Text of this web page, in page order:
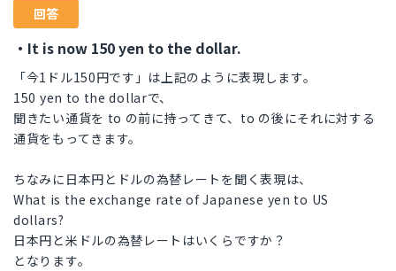
回答
・It is now 150 yen to the dollar.
「今1ドル150円です」は上記のように表現します。
150 yen to the dollarで、
聞きたい通貨を to の前に持ってきて、to の後にそれに対する
通貨をもってきます。
ちなみに日本円とドルの為替レートを聞く表現は、
What is the exchange rate of Japanese yen to US
dollars?
日本円と米ドルの為替レートはいくらですか？
となります。